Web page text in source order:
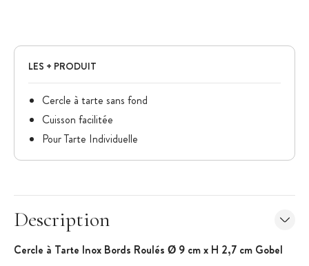
LES + PRODUIT
Cercle à tarte sans fond
Cuisson facilitée
Pour Tarte Individuelle
Description
Cercle à Tarte Inox Bords Roulés Ø 9 cm x H 2,7 cm Gobel